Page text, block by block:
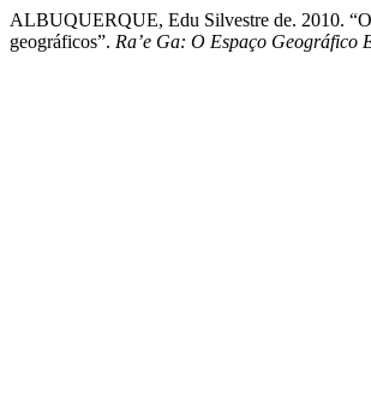
ALBUQUERQUE, Edu Silvestre de. 2010. “O
geográficos”. Ra’e Ga: O Espaço Geográfico